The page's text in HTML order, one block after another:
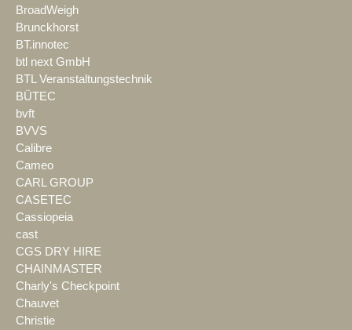
BroadWeigh
Brunckhorst
BT.innotec
btl next GmbH
BTL Veranstaltungstechnik
BÜTEC
bvft
BVVS
Calibre
Cameo
CARL GROUP
CASETEC
Cassiopeia
cast
CGS DRY HIRE
CHAINMASTER
Charly's Checkpoint
Chauvet
Christie